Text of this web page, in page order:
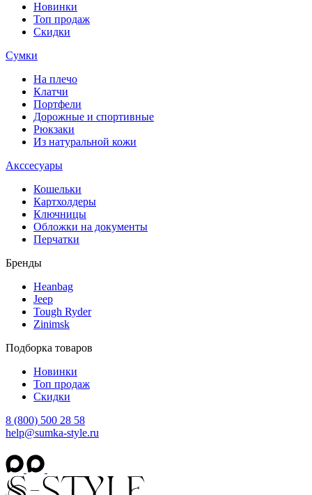
Новинки
Топ продаж
Скидки
Сумки
На плечо
Клатчи
Портфели
Дорожные и спортивные
Рюкзаки
Из натуральной кожи
Акссесуары
Кошельки
Картхолдеры
Ключницы
Обложки на документы
Перчатки
Бренды
Heanbag
Jeep
Tough Ryder
Zinimsk
Подборка товаров
Новинки
Топ продаж
Скидки
8 (800) 500 28 58
help@sumka-style.ru